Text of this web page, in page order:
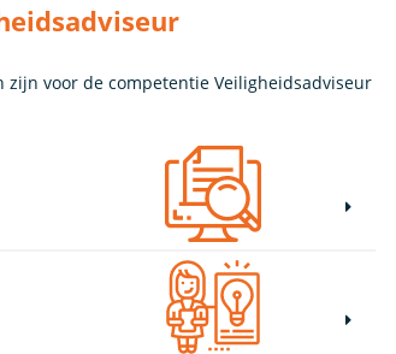
voor de competentie Veiligheidsadviseur